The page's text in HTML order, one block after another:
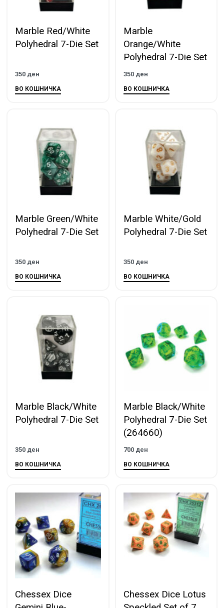
Marble Red/White
Polyhedral 7-Die Set
350 ден
ВО КОШНИЧКА
Marble
Orange/White
Polyhedral 7-Die Set
350 ден
ВО КОШНИЧКА
Marble Green/White
Polyhedral 7-Die Set
350 ден
ВО КОШНИЧКА
Marble White/Gold
Polyhedral 7-Die Set
350 ден
ВО КОШНИЧКА
Marble Black/White
Polyhedral 7-Die Set
350 ден
ВО КОШНИЧКА
Marble Black/White
Polyhedral 7-Die Set
(264660)
700 ден
ВО КОШНИЧКА
Chessex Dice
Chessex Dice Lotus